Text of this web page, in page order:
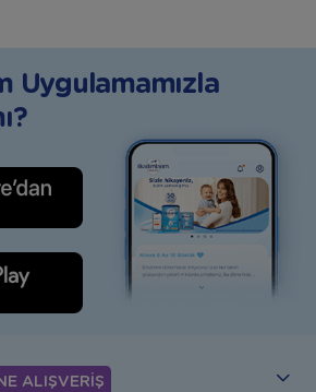
Uygulamamızla
ALIŞVERİŞ